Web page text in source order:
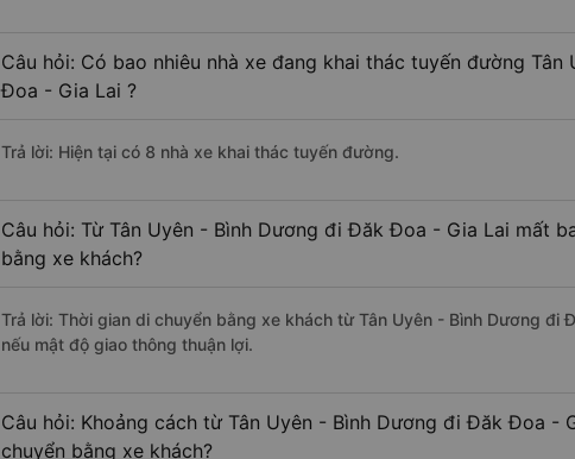
Câu hỏi: Có bao nhiêu nhà xe đang khai thác tuyến đường
Đoa - Gia Lai ?
Trả lời: Hiện tại có 8 nhà xe khai thác tuyến đường.
Câu hỏi: Từ Tân Uyên - Bình Dương đi Đăk Đoa - Gia Lai mất
bằng xe khách?
Trả lời: Thời gian di chuyển bằng xe khách từ Tân Uyên - Bình Dương đi
nếu mật độ giao thông thuận lợi.
Câu hỏi: Khoảng cách từ Tân Uyên - Bình Dương đi Đăk Đoa -
chuyển bằng xe khách?